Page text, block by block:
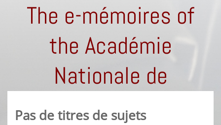
The e-mémoires of
the Académie
Nationale de
Chirurgie
Pas de titres de sujets